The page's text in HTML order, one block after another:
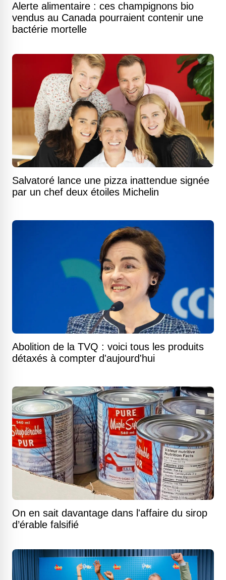
Alerte alimentaire : ces champignons bio
vendus au Canada pourraient contenir une
bactérie mortelle
Salvatoré lance une pizza inattendue signée
par un chef deux étoiles Michelin
Abolition de la TVQ : voici tous les produits
détaxés à compter d'aujourd'hui
On en sait davantage dans l'affaire du sirop
d’érable falsifié